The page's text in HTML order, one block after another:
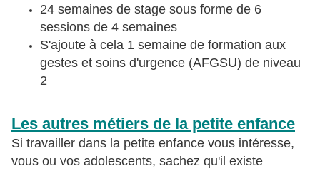
24 semaines de stage sous forme de 6
sessions de 4 semaines
S'ajoute à cela 1 semaine de formation aux
gestes et soins d'urgence (AFGSU) de niveau
2
Les autres métiers de la petite enfance
Si travailler dans la petite enfance vous intéresse,
vous ou vos adolescents, sachez qu'il existe